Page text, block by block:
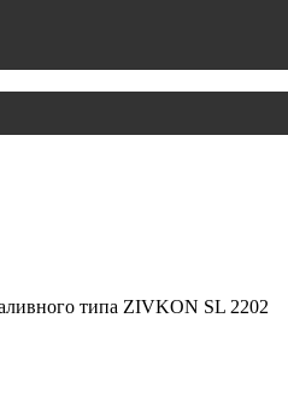
типа ZIVKON SL 2202